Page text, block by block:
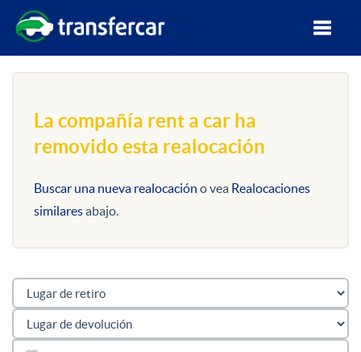
La compañía rent a car ha
removido esta realocación
Buscar una nueva realocación o vea Realocaciones
similaresabajo.